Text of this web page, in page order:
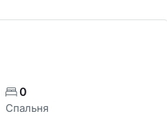
0
Спальня